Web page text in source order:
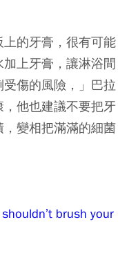
的牙膏，很有可能
上牙膏，讓淋浴間
傷的風險，」巴拉
他也建議不要把牙
變相把滿滿的細菌
brush your